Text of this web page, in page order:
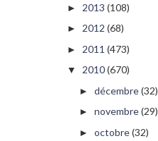
► 2013 (108)
► 2012 (68)
► 2011 (473)
▼ 2010(670)
► décembre(32)
► novembre(29)
► octobre(32)